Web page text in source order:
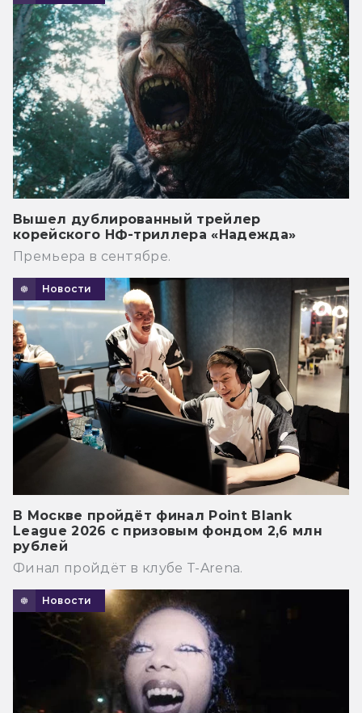
Вышел дублированный трейлер
корейского НФ-триллера «Надежда»
Премьера в сентябре.
Новости
В Москве пройдёт финал Point Blank
League 2026 с призовым фондом 2,6 млн
рублей
Финал пройдёт в клубе T-Arena.
Новости